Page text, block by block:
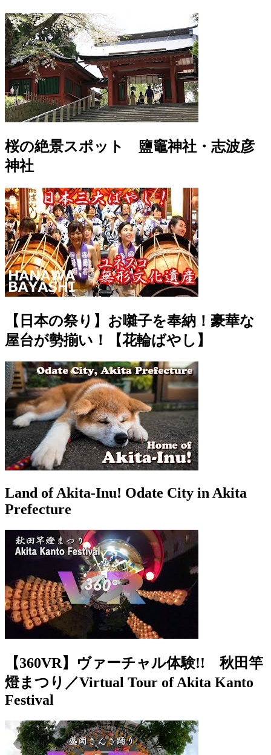
桜の絶景スポット 鹽竈神社・志波彦
神社
【日本の祭り】お囃子を奉納！豪華な
屋台が勢揃い！【花輪ばやし】
Land of Akita-Inu! Odate City in Akita
Prefecture
【360VR】ヴァーチャル体験!! 秋田竿
燈まつり／Virtual Tour of Akita Kanto
Festival